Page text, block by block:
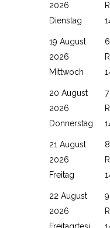
2026
Dienstag
19 August
2026
Mittwoch
6
20 August
2026
Donnerstag
7
21 August
2026
Freitag
8
22 August
2026
9